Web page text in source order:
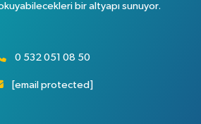
bir altyapı sunuyor.
0 532 051 08 50
[email protected]